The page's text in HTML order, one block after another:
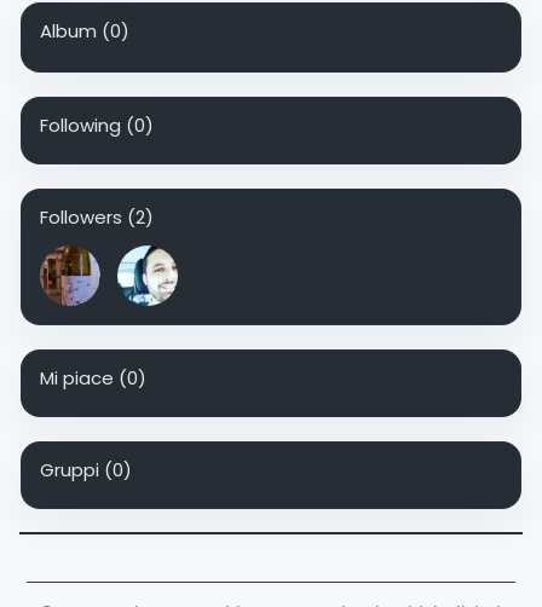
Album (0)
Following (0)
Followers (2)
Mi piace (0)
Gruppi (0)